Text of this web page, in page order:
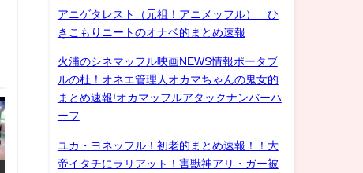
アニゲタレスト（元祖！アニメッフル） ひ
きこもりニートのオナベ的まとめ速報
火浦のシネマッフル映画NEWS情報ポータブ
ルの杜！オネエ管理人オカマちゃんの鬼女的
まとめ速報!オカマッフルアタックナンバーハ
ーフ
ユカ・ヨネッフル！初老的まとめ速報！！大
帝イタチにラリアット！害獣神アリ・ガー被